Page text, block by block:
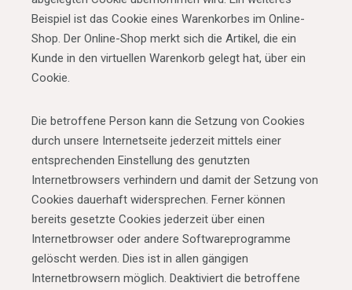
Beispiel ist das Cookie eines Warenkorbes im Online-
Shop. Der Online-Shop merkt sich die Artikel, die ein
Kunde in den virtuellen Warenkorb gelegt hat, über ein
Cookie.
Die betroffene Person kann die Setzung von Cookies
durch unsere Internetseite jederzeit mittels einer
entsprechenden Einstellung des genutzten
Internetbrowsers verhindern und damit der Setzung von
Cookies dauerhaft widersprechen. Ferner können
bereits gesetzte Cookies jederzeit über einen
Internetbrowser oder andere Softwareprogramme
gelöscht werden. Dies ist in allen gängigen
Internetbrowsern möglich. Deaktiviert die betroffene